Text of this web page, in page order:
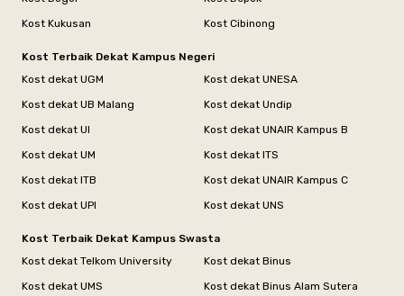
Kost Kukusan
Kost Cibinong
Kost Terbaik Dekat Kampus Negeri
Kost dekat UGM
Kost dekat UNESA
Kost dekat UB Malang
Kost dekat Undip
Kost dekat UI
Kost dekat UNAIR Kampus B
Kost dekat UM
Kost dekat ITS
Kost dekat ITB
Kost dekat UNAIR Kampus C
Kost dekat UPI
Kost dekat UNS
Kost Terbaik Dekat Kampus Swasta
Kost dekat Telkom University
Kost dekat Binus
Kost dekat UMS
Kost dekat Binus Alam Sutera